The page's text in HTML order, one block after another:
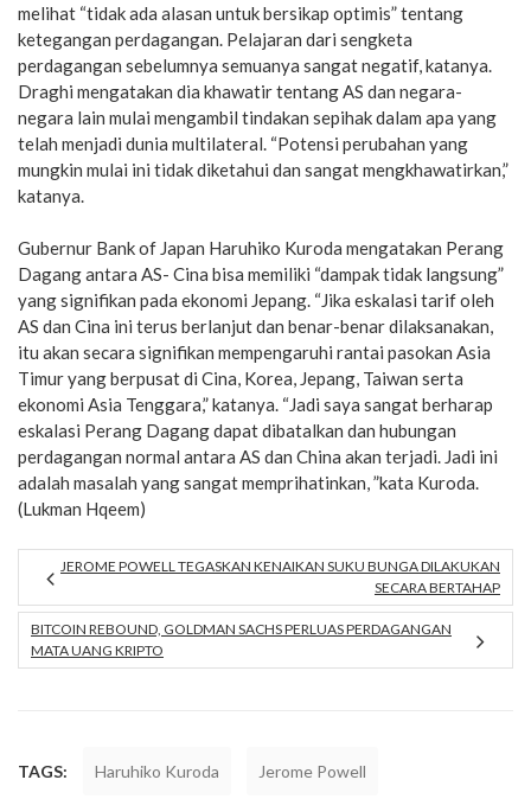
melihat “tidak ada alasan untuk bersikap optimis” tentang
ketegangan perdagangan. Pelajaran dari sengketa
perdagangan sebelumnya semuanya sangat negatif, katanya.
Draghi mengatakan dia khawatir tentang AS dan negara-
negara lain mulai mengambil tindakan sepihak dalam apa yang
telah menjadi dunia multilateral. “Potensi perubahan yang
mungkin mulai ini tidak diketahui dan sangat mengkhawatirkan,”
katanya.
Gubernur Bank of Japan Haruhiko Kuroda mengatakan Perang
Dagang antara AS- Cina bisa memiliki “dampak tidak langsung”
yang signifikan pada ekonomi Jepang. “Jika eskalasi tarif oleh
AS dan Cina ini terus berlanjut dan benar-benar dilaksanakan,
itu akan secara signifikan mempengaruhi rantai pasokan Asia
Timur yang berpusat di Cina, Korea, Jepang, Taiwan serta
ekonomi Asia Tenggara,” katanya. “Jadi saya sangat berharap
eskalasi Perang Dagang dapat dibatalkan dan hubungan
perdagangan normal antara AS dan China akan terjadi. Jadi ini
adalah masalah yang sangat memprihatinkan, ”kata Kuroda.
(Lukman Hqeem)
JEROME POWELL TEGASKAN KENAIKAN SUKU BUNGA DILAKUKAN
SECARA BERTAHAP
BITCOIN REBOUND, GOLDMAN SACHS PERLUAS PERDAGANGAN
MATA UANG KRIPTO
TAGS: Haruhiko Kuroda Jerome Powell